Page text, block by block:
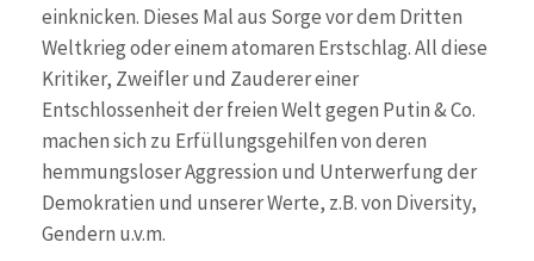
einknicken. Dieses Mal aus Sorge vor dem Dritten
Weltkrieg oder einem atomaren Erstschlag. All diese
Kritiker, Zweifler und Zauderer einer
Entschlossenheit der freien Welt gegen Putin & Co.
machen sich zu Erfüllungsgehilfen von deren
hemmungsloser Aggression und Unterwerfung der
Demokratien und unserer Werte, z.B. von Diversity,
Gendern u.v.m.